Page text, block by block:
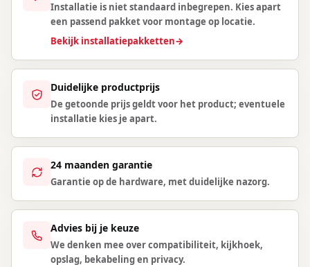
Installatie is niet standaard inbegrepen. Kies apart
een passend pakket voor montage op locatie.
Bekijk installatiepakketten→
Duidelijke productprijs
De getoonde prijs geldt voor het product; eventuele
installatie kies je apart.
24 maanden garantie
Garantie op de hardware, met duidelijke nazorg.
Advies bij je keuze
We denken mee over compatibiliteit, kijkhoek,
opslag, bekabeling en privacy.